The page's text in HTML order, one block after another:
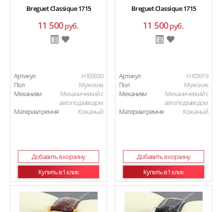
Breguet Classique 1715
11 500руб.
Артикул
H103920
Пол
Мужские
Механизм
Механический с
автоподзаводом
Материал ремня
Кожаный
Добавить в корзину
Купить в 1 клик
Breguet Classique 1715
11 500руб.
Артикул
H103919
Пол
Мужские
Механизм
Механический с
автоподзаводом
Материал ремня
Кожаный
Добавить в корзину
Купить в 1 клик